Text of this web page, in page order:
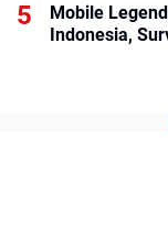
Mobile
Indonesia,